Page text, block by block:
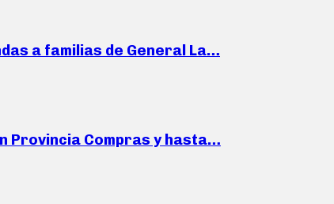
a familias de General La…
Provincia Compras y hasta…